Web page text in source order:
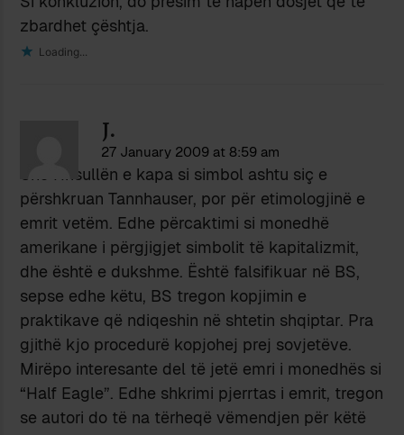
zbardhet çështja.
Loading...
J.
27 January 2009 at 8:59 am
Unë Hrisullën e kapa si simbol ashtu siç e
përshkruan Tannhauser, por për etimologjinë e
emrit vetëm. Edhe përcaktimi si monedhë
amerikane i përgjigjet simbolit të kapitalizmit,
dhe është e dukshme. Është falsifikuar në BS,
sepse edhe këtu, BS tregon kopjimin e
praktikave që ndiqeshin në shtetin shqiptar. Pra
gjithë kjo procedurë kopjohej prej sovjetëve.
Mirëpo interesante del të jetë emri i monedhës si
“Half Eagle”. Edhe shkrimi pjerrtas i emrit, tregon
se autori do të na tërheqë vëmendjen për këtë